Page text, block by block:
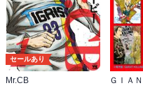
セールあり
Mr.CB